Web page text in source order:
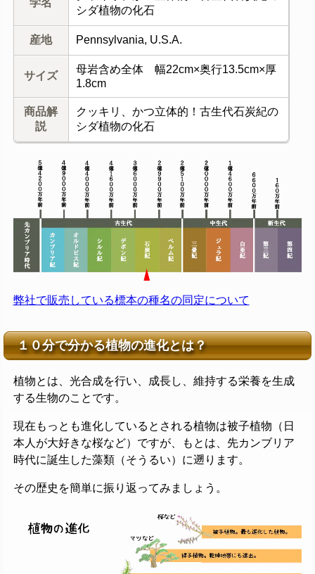
シダ植物の化石
産地 Pennsylvania, U.S.A.
サイズ
母岩含め全体 幅22cm×奥行13.5cm×厚
1.8cm
商品解
説
クッキリ、かつ立体的！古生代石炭紀の
シダ植物の化石
弊社で販売している標本の種名の同定について
１０分で分かる植物の進化とは？
植物とは、光合成を行い、成長し、維持する栄養を生成
する生物のことです。
現在もっとも進化しているとされる植物は被子植物（日
本人が大好きな桜など）ですが、もとは、先カンブリア
時代に誕生した藻類（そうるい）に遡ります。
その歴史を簡単に振り返ってみましょう。